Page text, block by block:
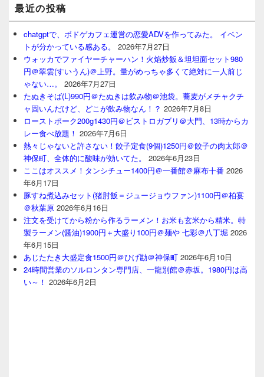
最近の投稿
chatgptで、ボドゲカフェ運営の恋愛ADVを作ってみた。 イベン
トが分かっている感ある。
2026年7月27日
ウォッカでファイヤーチャーハン！火焰炒飯＆坦坦面セット980
円＠翠雲(すいうん)＠上野。量がめっちゃ多くて絶対に一人前じ
ゃない…。
2026年7月27日
たぬきそば(L)990円＠たぬきは飲み物＠池袋。蕎麦がメチャクチ
ャ固いんだけど、どこが飲み物なん！？ 2026年7月8日
ローストポーク200g1430円＠ビストロガブリ＠大門、13時からカ
レー食べ放題！ 2026年7月6日
熱々じゃないと許さない！餃子定食(9個)1250円＠餃子の肉太郎＠
神保町、全体的に酸味が効いてた。
2026年6月23日
ここはオススメ！タンシチュー1400円＠一番館＠麻布十番 2026
年6月17日
豚すね煮込みセット(猪肘飯＝ジュージョウファン)1100円＠柏宴
＠秋葉原 2026年6月16日
注文を受けてから粉から作るラーメン！お米も玄米から精米。特
製ラーメン(醤油)1900円＋大盛り100円＠麺や 七彩＠八丁堀 2026
年6月15日
あじたたき大盛定食1500円＠ひげ勘＠神保町 2026年6月10日
24時間営業のソルロンタン専門店、一龍別館＠赤坂。1980円は高
い～！ 2026年6月2日